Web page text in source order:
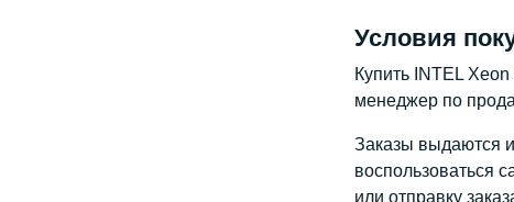
Условия
Купить INTEL
менеджер по
Заказы выдаются и
воспользоваться
или отправку